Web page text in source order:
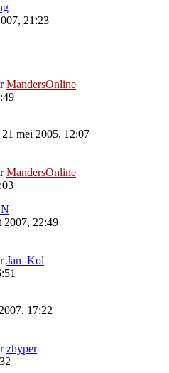
21:23
MandersOnline
21 mei 2005, 12:07
MandersOnline
2007, 22:49
Jan_Kol
17:22
zhyper